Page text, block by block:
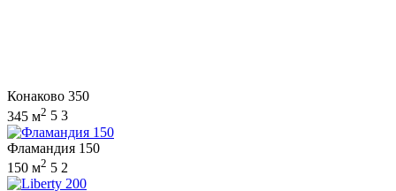
Конаково 350
345 м2 5 3
Фламандия 150
150 м2 5 2